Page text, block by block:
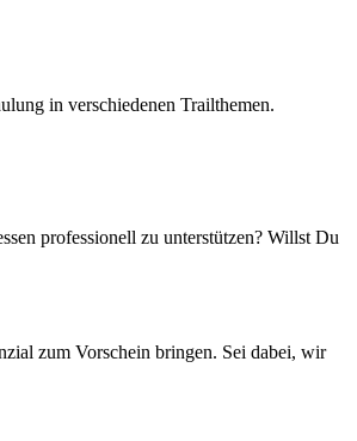
in verschiedenen Trailthemen.
professionell zu unterstützen? Willst Du
zum Vorschein bringen. Sei dabei, wir